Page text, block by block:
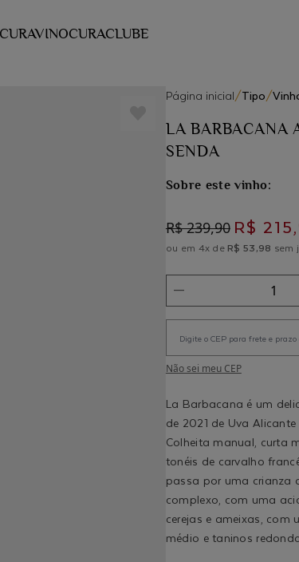
CURACLUBE
Página inicial/Tipo/
LA BARBACANA
SENDA
Sobre este vinho:
R$ 239,90 R$
ou em 4x de R$ 53,98 sem
Não sei meu CEP
La Barbacana é um
de 2021 de Uva
Colheita manual, curta
tonéis de carvalho
passa por uma crianza
complexo, com uma
cerejas e ameixas,
médio e taninos